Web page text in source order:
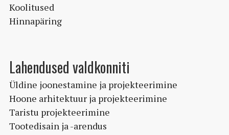
Koolitused
Hinnapäring
Lahendused valdkonniti
Üldine joonestamine ja projekteerimine
Hoone arhitektuur ja projekteerimine
Taristu projekteerimine
Tootedisain ja -arendus